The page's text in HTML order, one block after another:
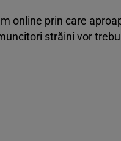
online prin care
străini vor